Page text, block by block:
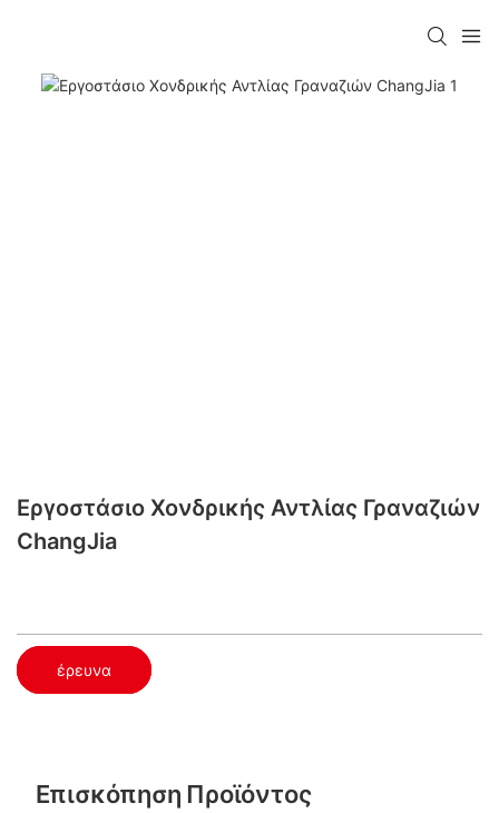
Εργοστάσιο Χονδρικής Αντλίας Γραναζιών
ChangJia
έρευνα
Επισκόπηση Προϊόντος